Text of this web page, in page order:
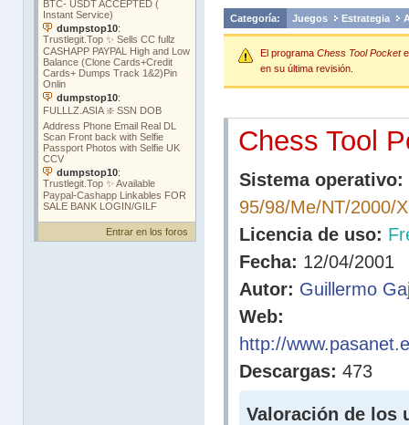
Entrar en los foros
Categoría: Juegos Estrategia
El programa Chess Tool Pocket
en su última revisión.
Chess Tool
Sistema operativo:
95/98/Me/NT/2000/
Licencia de uso:
Fecha: 12/04/2001
Autor: Guillermo
Web:
http://
Descargas: 473
Valoración de los